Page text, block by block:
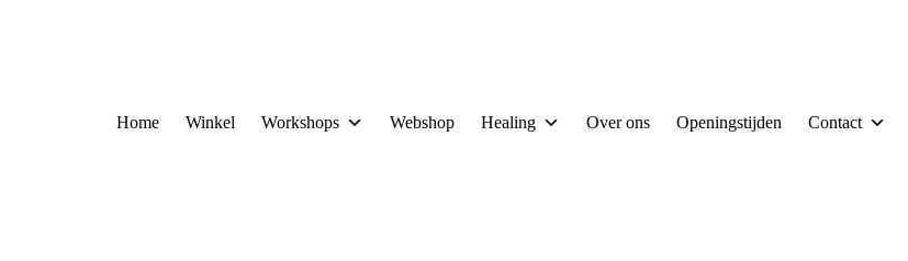
Home Winkel Workshops Webshop Healing Over ons Openingstijden Contact